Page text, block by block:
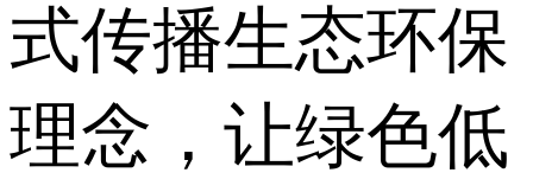
式传播生态环保
理念，让绿色低